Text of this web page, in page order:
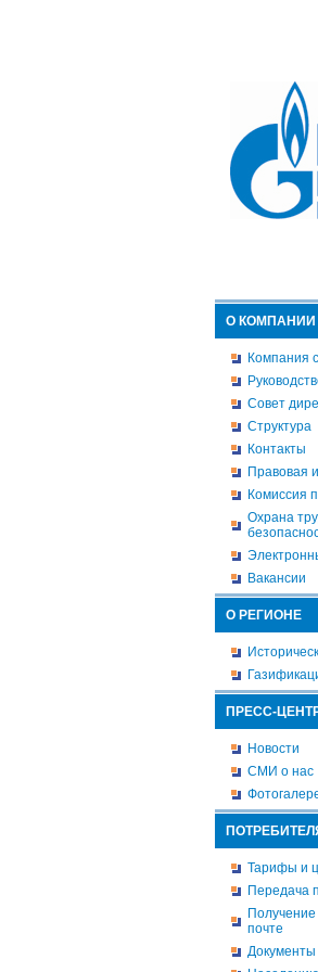
О КОМПАНИИ
Компания
Совет
Структура
Контакты
Правовая
Комиссия
Охрана
Вакансии
О РЕГИОНЕ
ПРЕСС-
Новости
СМИ о нас
Тарифы и
Передача
Получение
почте
Документы